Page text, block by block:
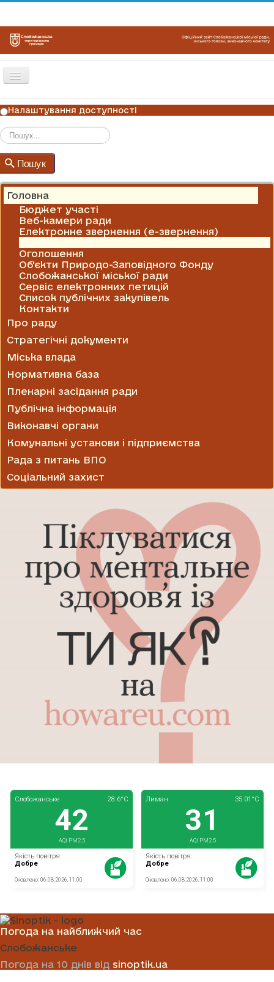
Перемикач
ГОЛОВНА
НОВИНИ
ОГОЛОШЕННЯ
ГРАФІКИ ПРИЙОМУ
КОНТАКТИ
Налаштування доступності
Пошук
Головна
Бюджет участі
Веб-камери ради
Електронне звернення (е-звернення)
Оголошення
Об'єкти Природо-Заповідного Фонду
Слобожанської міської ради
Сервіс електронних петицій
Список публічних закупівель
Контакти
Про раду
Стратегічні документи
Міська влада
Нормативна база
Пленарні засідання ради
Публічна інформація
Виконавчі органи
Комунальні установи і підприємства
Рада з питань ВПО
Соціальний захист
Погода на найближчий час
Слобожанське
Погода на 10 днів від sinoptik.ua